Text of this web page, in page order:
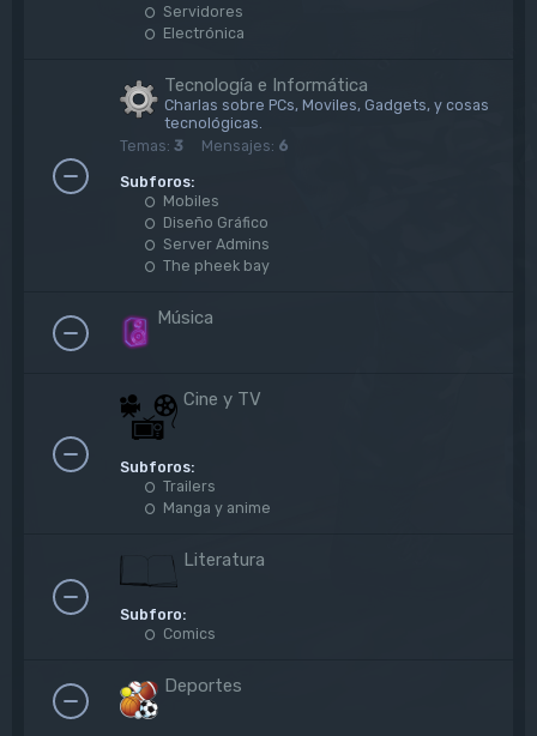
Servidores
Electrónica
Tecnología e Informática
Charlas sobre PCs, Moviles, Gadgets, y cosas
tecnológicas.
Temas: 3 Mensajes: 6
Subforos:
Mobiles
Diseño Gráfico
Server Admins
The pheek bay
Música
Cine y TV
Subforos:
Trailers
Manga y anime
Literatura
Subforo:
Comics
Deportes